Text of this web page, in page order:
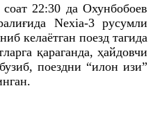
22:30 да Охунбобоев
Nexia-3 русумли
келаётган поезд тагида
қараганда, ҳайдовчи
поездни “илон изи”